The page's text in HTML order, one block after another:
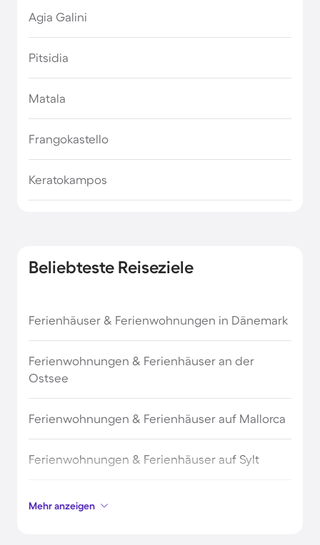
Agia Galini
Pitsidia
Matala
Frangokastello
Keratokampos
Beliebteste Reiseziele
Ferienhäuser & Ferienwohnungen in Dänemark
Ferienwohnungen & Ferienhäuser an der
Ostsee
Ferienwohnungen & Ferienhäuser auf Mallorca
Ferienwohnungen & Ferienhäuser auf Sylt
Ferienwohnungen & Ferienhäuser auf Borkum
Mehr anzeigen